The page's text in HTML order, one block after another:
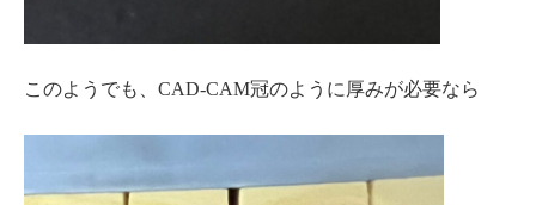
このようでも、CAD-CAM冠のように厚みが必要なら